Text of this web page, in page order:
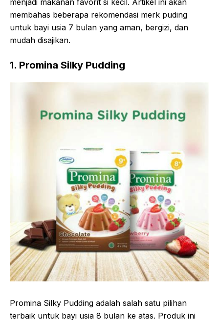
menjadi makanan favorit si kecil. Artikel ini akan
membahas beberapa rekomendasi merk puding
untuk bayi usia 7 bulan yang aman, bergizi, dan
mudah disajikan.
1. Promina Silky Pudding
Promina Silky Pudding adalah salah satu pilihan
terbaik untuk bayi usia 8 bulan ke atas. Produk ini